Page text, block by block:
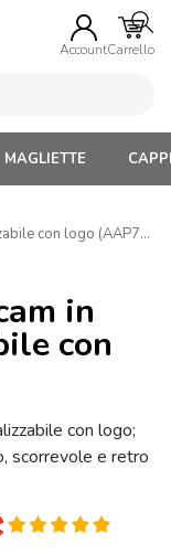
AccountCarrello
MAGLIETTE
con logo
in
con
con logo;
scorrevole e retro